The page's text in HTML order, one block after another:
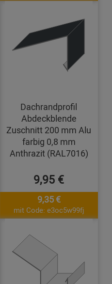
Dachrandprofil
Abdeckblende
Zuschnitt 200 mm Alu
farbig 0,8 mm
Anthrazit (RAL7016)
9,95 €
9,35 €
mit Code: e3oc5w99fj